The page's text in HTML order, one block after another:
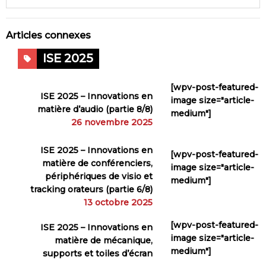
Articles connexes
ISE 2025
ISE 2025 – Innovations en
matière d’audio (partie 8/8)
26 novembre 2025
[wpv-post-featured-
image size="article-
medium"]
ISE 2025 – Innovations en
matière de conférenciers,
périphériques de visio et
tracking orateurs (partie 6/8)
13 octobre 2025
[wpv-post-featured-
image size="article-
medium"]
ISE 2025 – Innovations en
matière de mécanique,
supports et toiles d’écran
[wpv-post-featured-
image size="article-
medium"]